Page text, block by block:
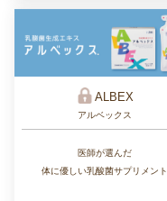
ALBEX
アルベックス
医師が選んだ
体に優しい乳酸菌サプリメント